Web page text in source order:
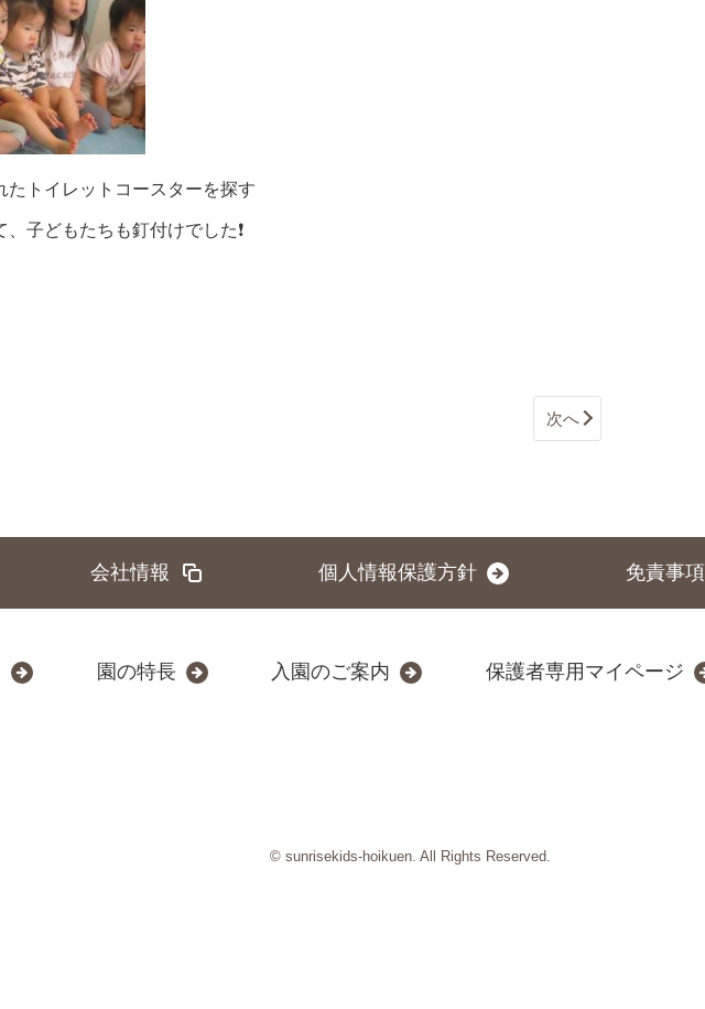
たトイレットコースターを探す
子どもたちも釘付けでした❗
次へ
会社情報 個人情報保護方針 免責事項
園の特長 入園のご案内 保護者専用マイページ
© sunrisekids-hoikuen. All Rights Reserved.